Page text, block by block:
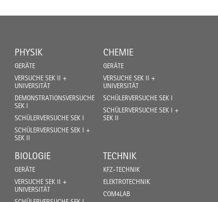
PHYSIK
GERÄTE
VERSUCHE SEK II +
UNIVERSITÄT
DEMONSTRATIONSVERSUCHE
SEK I
SCHÜLERVERSUCHE SEK I
SCHÜLERVERSUCHE SEK I +
SEK II
CHEMIE
GERÄTE
VERSUCHE SEK II +
UNIVERSITÄT
SCHÜLERVERSUCHE SEK I
SCHÜLERVERSUCHE SEK I +
SEK II
BIOLOGIE
GERÄTE
VERSUCHE SEK II +
UNIVERSITÄT
TECHNIK
KFZ-TECHNIK
ELEKTROTECHNIK
COM4LAB